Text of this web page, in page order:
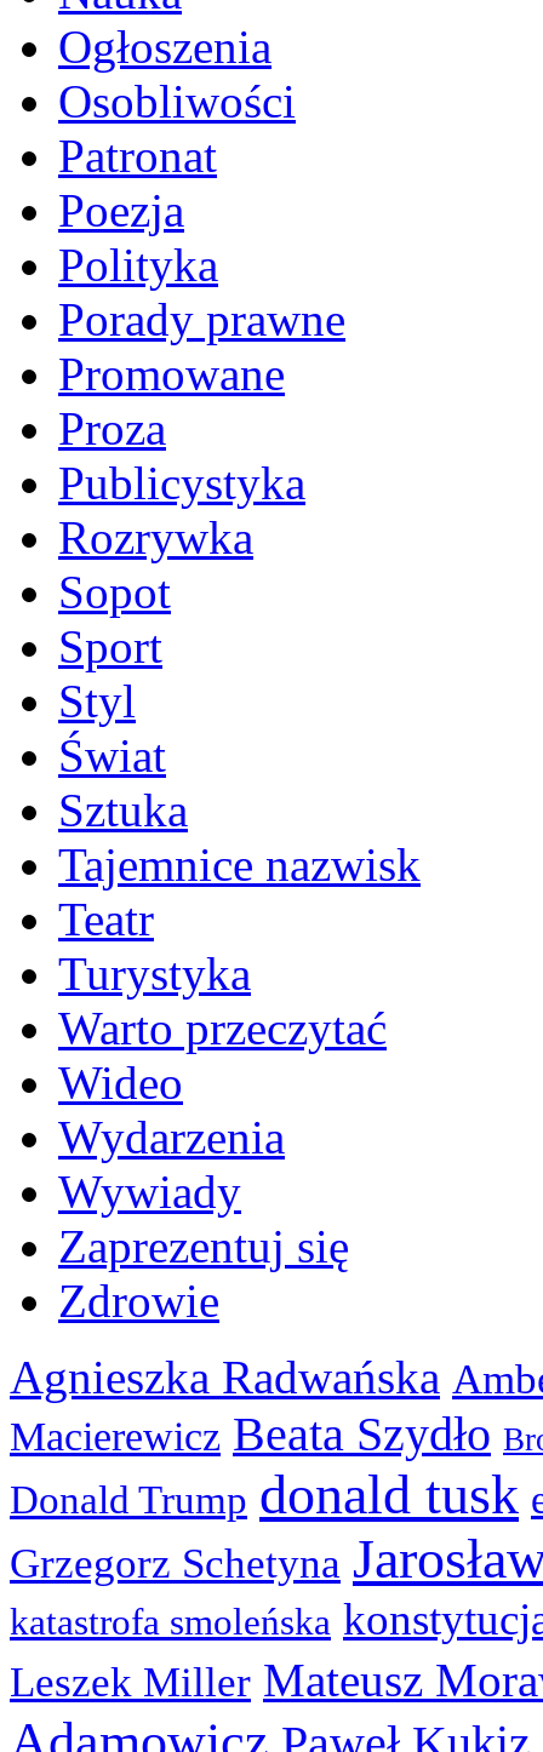
Ogłoszenia
Osobliwości
Patronat
Poezja
Polityka
Porady prawne
Promowane
Proza
Publicystyka
Rozrywka
Sopot
Sport
Styl
Świat
Sztuka
Tajemnice nazwisk
Teatr
Turystyka
Warto przeczytać
Wideo
Wydarzenia
Wywiady
Zaprezentuj się
Zdrowie
Agnieszka Radwańska
Macierewicz Beata Szydło
Donald Trump donald tusk
Grzegorz Schetyna
katastrofa smoleńska
Leszek Miller Mateusz